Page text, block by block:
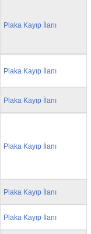
Plaka Kayıp İlanı
Plaka Kayıp İlanı
Plaka Kayıp İlanı
Plaka Kayıp İlanı
Plaka Kayıp İlanı
Plaka Kayıp İlanı